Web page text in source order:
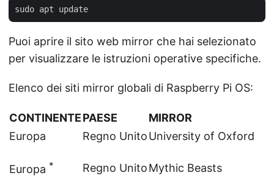
Puoi aprire il sito web mirror che hai selezionato
per visualizzare le istruzioni operative specifiche.
Elenco dei siti mirror globali di Raspberry Pi OS:
CONTINENTEPAESE
MIRROR
Europa
Regno UnitoUniversity of Oxford
Europa * Regno UnitoMythic Beasts